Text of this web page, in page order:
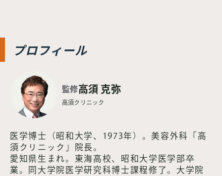
な男 第4話
第3話
【監修：Dr.高須克弥】YES
な男 第3話
第2話
【監修：Dr.高須克弥】YES
な男 第2話
プロフィール
監修高須 克弥
高須クリニック
医学博士（昭和大学、1973年）。美容外科「高
須クリニック」院長。
愛知県生まれ。東海高校、昭和大学医学部卒
業。同大学院医学研究科博士課程修了。大学院